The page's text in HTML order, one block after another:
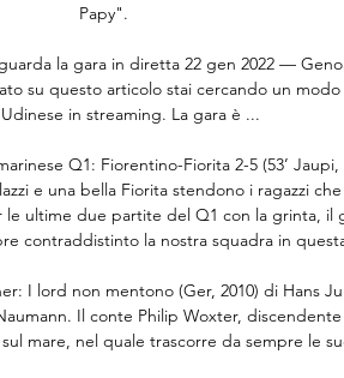
Papy".
la gara in diretta 22 gen 2022 —
su questo articolo stai cercando un
in streaming. La gara è ...
Q1: Fiorentino-Fiorita 2-5 (53’ Jaupi,
e una bella Fiorita stendono i ragazzi
ultime due partite del Q1 con la grinta, il
contraddistinto la nostra squadra in
I lord non mentono (Ger, 2010) di Hans
Il conte Philip Woxter,
mare, nel quale trascorre da sempre le